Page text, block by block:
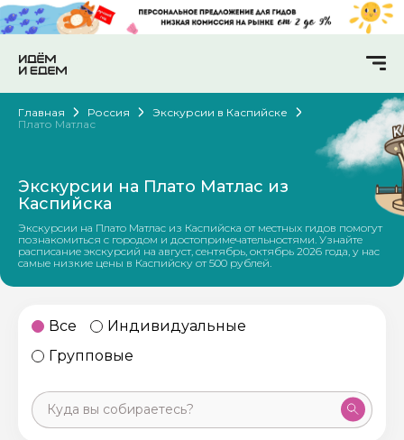
Главная Россия
Экскурсии в Каспийске
Плато Матлас
Экскурсии на Плато Матлас из
Каспийска
Экскурсии на Плато Матлас из Каспийска от местных гидов помогут
познакомиться с городом и достопримечательностями. Узнайте
расписание экскурсий на август, сентябрь, октябрь 2026 года, у нас
самые низкие цены в Каспийску от 500 рублей.
Все
Индивидуальные
Групповые